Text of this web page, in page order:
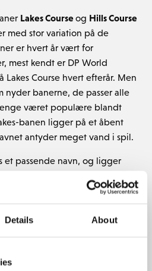
Details About
Lakes Courseog Hills Course
med stor variation på de
er hvert år vært for
mest kendt er DP World
Lakes Course hvert efterår. Men
nyder banerne, de passer alle
været populære blandt
banen ligger på et åbent
antyder meget vand i spil.
et passende navn, og ligger
og greens som er
til dig som ønsker endnu mere
PÅ COSTA DORADA